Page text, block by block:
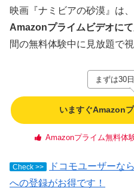
映画『ナミビアの砂漠』は、
Amazonプライムビデオに
間の無料体験中に見放題で視
まずは30
いますぐAmazon
Amazonプライム無料体
Check >>
ドコモユーザーな
への登録がお得です！